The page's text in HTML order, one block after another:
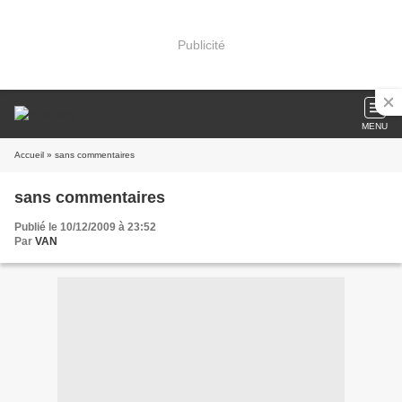
Publicité
MENU
Accueil » sans commentaires
sans commentaires
Publié le 10/12/2009 à 23:52
Par VAN